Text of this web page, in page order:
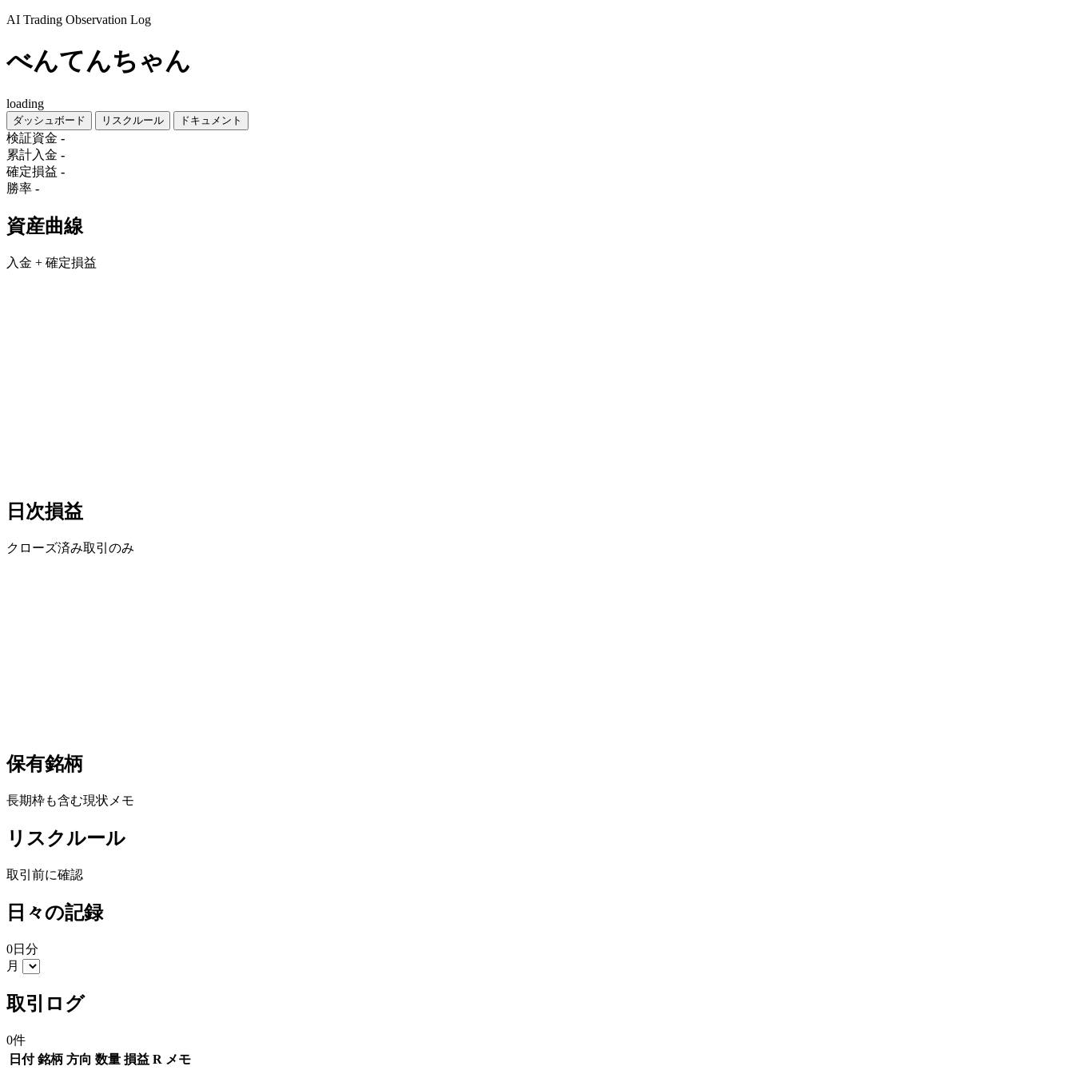
AI Trading Observation Log
べんてんちゃん
loading
ダッシュボード リスクルール ドキュメント
検証資金 -
累計入金 -
確定損益 -
勝率 -
資産曲線
入金 + 確定損益
日次損益
クローズ済み取引のみ
保有銘柄
長期枠も含む現状メモ
リスクルール
取引前に確認
日々の記録
0日分
月
取引ログ
0件
日付 銘柄 方向 数量 損益 R メモ